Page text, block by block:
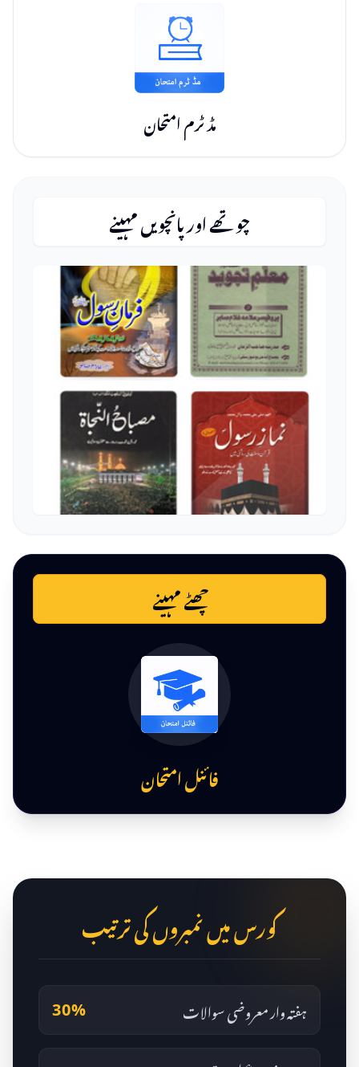
مڈ ٹرم امتحان
چوتھے اور پانچویں مہینے
چھٹے مہینے
فائنل امتحان
کورس میں نمبروں کی ترتیب
ہفتہ وار معروضی سوالات 30%